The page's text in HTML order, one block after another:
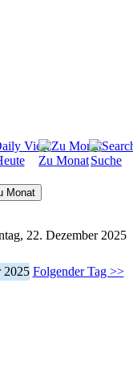
Zu MonatSuche
Monat
22. Dezember 2025
2025 Folgender Tag >>